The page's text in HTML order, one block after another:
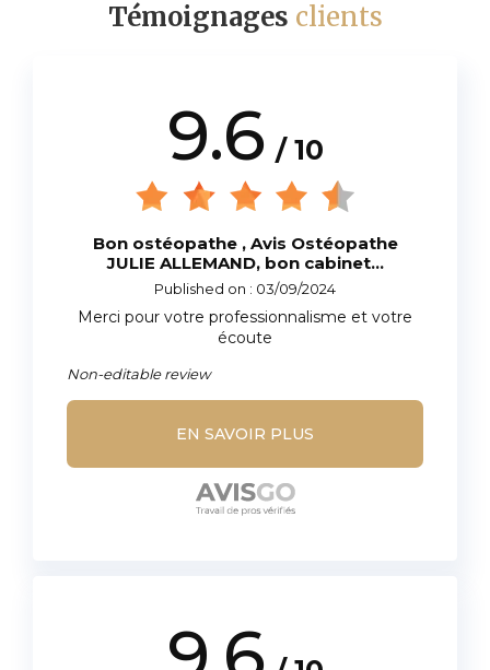
Témoignages clients
9.6 / 10
Bon ostéopathe , Avis Ostéopathe
JULIE ALLEMAND, bon cabinet...
Published on : 03/09/2024
Merci pour votre professionnalisme et votre
écoute
Non-editable review
EN SAVOIR PLUS